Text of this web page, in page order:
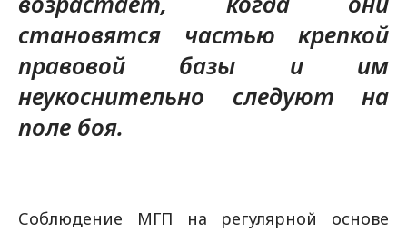
становятся частью крепкой
правовой базы и им
неукоснительно следуют на
поле боя.
Соблюдение МГП на регулярной основе